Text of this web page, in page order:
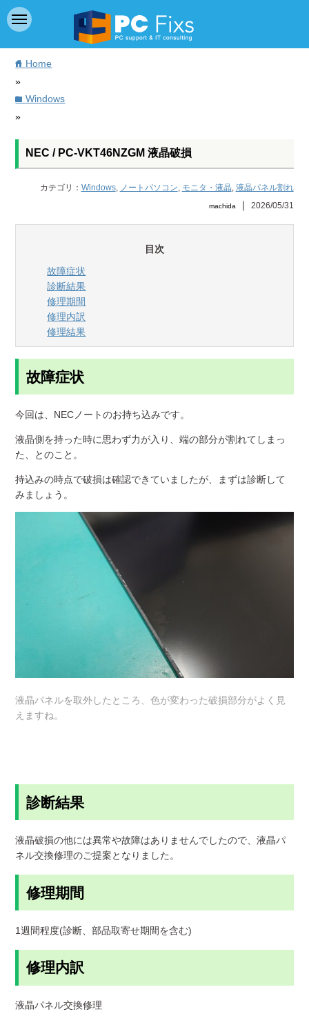
home Home
»
folderWindows
»
NEC / PC-VKT46NZGM 液晶破損
カテゴリ： Windows, ノートパソコン, モニタ・液晶, 液晶パネル割れ
machida ｜ 2026/05/31
目次
故障症状
診断結果
修理期間
修理内訳
修理結果
故障症状
今回は、NECノートのお持ち込みです。
液晶側を持った時に思わず力が入り、端の部分が割れてしまっ
た、とのこと。
持込みの時点で破損は確認できていましたが、まずは診断して
みましょう。
液晶パネルを取外したところ、色が変わった破損部分がよく見
えますね。
診断結果
液晶破損の他には異常や故障はありませんでしたので、液晶パ
ネル交換修理のご提案となりました。
修理期間
1週間程度(診断、部品取寄せ期間を含む)
修理内訳
液晶パネル交換修理